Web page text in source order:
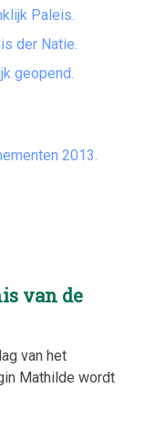
Paleis.
der Natie.
geopend.
2013.
van de
van het
Mathilde wordt